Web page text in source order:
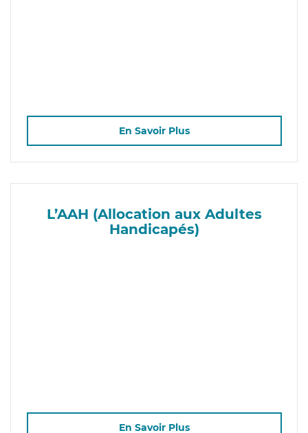
En Savoir Plus
L’AAH (Allocation aux Adultes
Handicapés)
En Savoir Plus